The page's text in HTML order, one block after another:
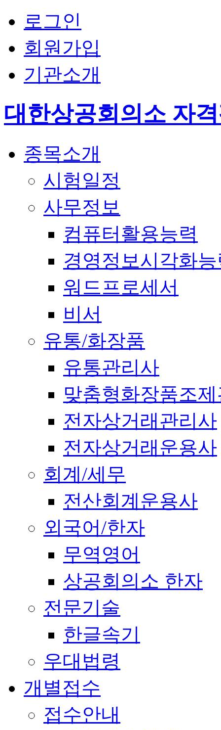
로그인
회원가입
기관소개
대한상공회의소 자
종목소개
시험일정
사무정보
컴퓨터활용능력
경영정보시각화
워드프로세서
비서
유통/화장품
유통관리사
맞춤형화장품조
전자상거래관리사
전자상거래운용사
회계/세무
전산회계운용사
외국어/한자
무역영어
상공회의소 한자
전문기술
한글속기
우대법령
개별접수
접수안내